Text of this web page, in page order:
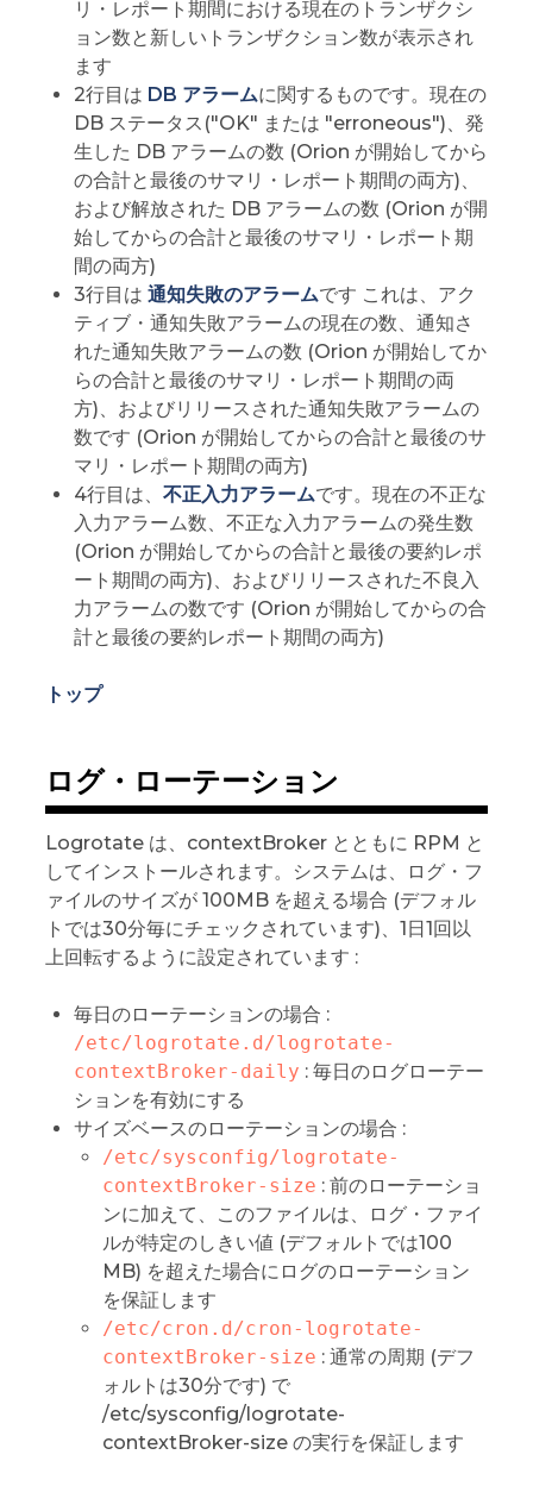
リ・レポート期間における現在のトランザクシ
ョン数と新しいトランザクション数が表示され
ます
2行目は DB アラームに関するものです。現在の
DB ステータス("OK" または "erroneous")、発
生した DB アラームの数 (Orion が開始してから
の合計と最後のサマリ・レポート期間の両方)、
および解放された DB アラームの数 (Orion が開
始してからの合計と最後のサマリ・レポート期
間の両方)
3行目は 通知失敗のアラームです これは、アク
ティブ・通知失敗アラームの現在の数、通知さ
れた通知失敗アラームの数 (Orion が開始してか
らの合計と最後のサマリ・レポート期間の両
方)、およびリリースされた通知失敗アラームの
数です (Orion が開始してからの合計と最後のサ
マリ・レポート期間の両方)
4行目は、 不正入力アラームです。現在の不正な
入力アラーム数、不正な入力アラームの発生数
(Orion が開始してからの合計と最後の要約レポ
ート期間の両方)、およびリリースされた不良入
力アラームの数です (Orion が開始してからの合
計と最後の要約レポート期間の両方)
トップ
ログ・ローテーション
Logrotate は、contextBroker とともに RPM と
してインストールされます。システムは、ログ・フ
ァイルのサイズが 100MB を超える場合 (デフォル
トでは30分毎にチェックされています)、1日1回以
上回転するように設定されています :
毎日のローテーションの場合 :
/etc/logrotate.d/logrotate-
contextBroker-daily : 毎日のログローテー
ションを有効にする
サイズベースのローテーションの場合 :
/etc/sysconfig/logrotate-
contextBroker-size : 前のローテーショ
ンに加えて、このファイルは、ログ・ファイ
ルが特定のしきい値 (デフォルトでは100
MB) を超えた場合にログのローテーション
を保証します
/etc/cron.d/cron-logrotate-
contextBroker-size : 通常の周期 (デフ
ォルトは30分です) で
/etc/sysconfig/logrotate-
contextBroker-size の実行を保証します